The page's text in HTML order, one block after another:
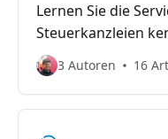
Lernen Sie die
Steuerkanzleien
3 Autoren 16